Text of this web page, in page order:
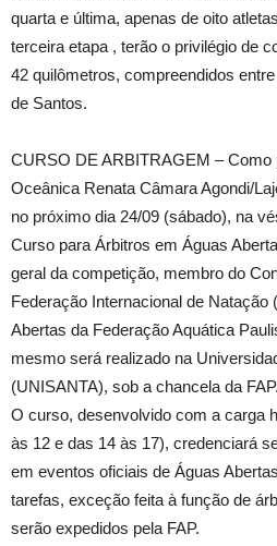
quarta e última, apenas de oito
terceira etapa , terão o privilégio de
42 quilômetros, compreendidos
de Santos.
CURSO DE ARBITRAGEM – Como
Oceânica Renata Câmara Agondi/
no próximo dia 24/09 (sábado), na
Curso para Árbitros em Águas
geral da competição, membro do
Federação Internacional de Natação
Abertas da Federação Aquática
mesmo será realizado na
(UNISANTA), sob a chancela da FAP.
O curso, desenvolvido com a carga
às 12 e das 14 às 17), credenciará
em eventos oficiais de Águas
tarefas, exceção feita à função de
serão expedidos pela FAP.